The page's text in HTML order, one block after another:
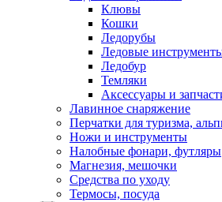
Клювы
Кошки
Ледорубы
Ледовые
Ледобур
Темляки
Аксессуары и
Лавинное снаряжение
Перчатки для туризма,
Ножи и инструменты
Налобные фонари, футляры
Магнезия, мешочки
Средства по уходу
Термосы, посуда